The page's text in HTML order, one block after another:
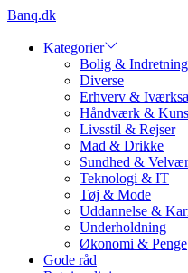
Skip
content
Banq.dk
Kategorier
Bolig & Indretning
Diverse
Erhverv &
Håndværk &
Livsstil & Rejser
Mad & Drikke
Sundhed &
Teknologi & IT
Tøj & Mode
Uddannelse &
Underholdning
Økonomi & Penge
Gode råd